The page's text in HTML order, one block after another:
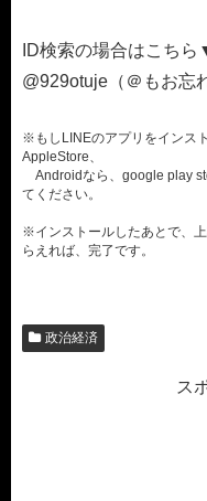
ID検索の場合はこちら
@929otuje（＠もお忘
※もしLINEのアプリをインス
AppleStore、
Androidなら、google play
てください。
※インストールしたあとで、
らえれば、完了です。
政治経済
ス